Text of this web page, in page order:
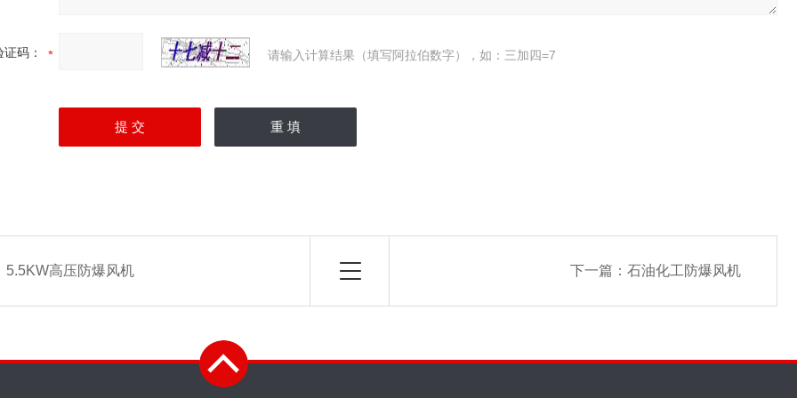
证码： 请输入计算结果（填写阿拉伯数字），如：三加四=7
5.5KW高压防爆风机 下一篇： 石油化工防爆风机